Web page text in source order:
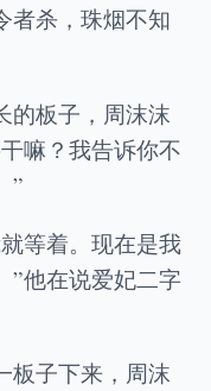
者杀，珠烟不知
的板子，周沫沫
嘛？我告诉你不
”
等着。现在是我
”他在说爱妃二字
板子下来，周沫